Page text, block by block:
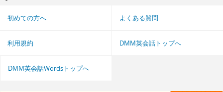
初めての方へ よくある質問
利用規約 DMM英会話トップへ
DMM英会話Wordsトップへ